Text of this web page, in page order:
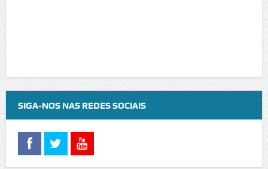
SIGA-NOS NAS REDES SOCIAIS